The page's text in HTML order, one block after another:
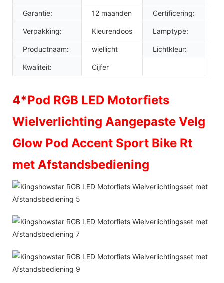
Garantie: 12 maanden Certificering:
Verpakking: Kleurendoos Lamptype:
Productnaam: wiellicht Lichtkleur:
Kwaliteit: Cijfer
4*Pod RGB LED Motorfiets
Wielverlichting Aangepaste Velg
Glow Pod Accent Sport Bike Rt
met Afstandsbediening